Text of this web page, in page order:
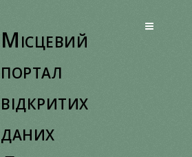
Місцевий
портал
відкритих
даних